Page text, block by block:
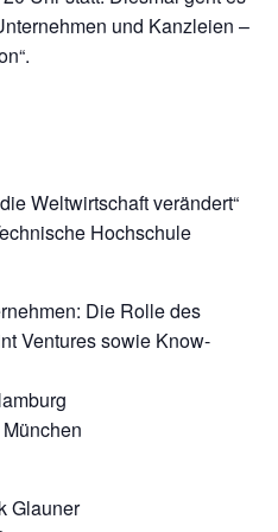
und Kanzleien –
Weltwirtschaft verändert“
Hochschule
Die Rolle des
Ventures sowie Know-
Glauner